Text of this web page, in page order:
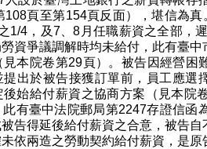
108頁至第154頁反面），堪信為
1/4，及7、8月任職薪資之全部，
資爭議調解時均未給付，此有臺
本院卷第29頁）。被告因經營困
提出於被告接獲訂單前，員工應選
始給付薪資之協商方案（見本院
有臺中法院郵局第2247存證信函
告得延後給付薪資之合意，被告
依兩造之勞動契約給付薪資，是